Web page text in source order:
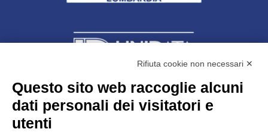
Unidata s.r.lcon unico socio
Largo dell’Artigianato, 1 - 23100 Sondrio
Rifiuta cookie non necessari ✕
Questo sito web raccoglie alcuni
dati personali dei visitatori e
utenti